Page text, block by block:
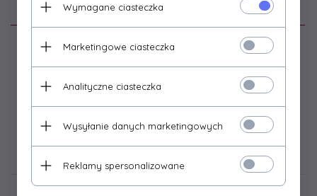
Opis produktu
Przedłużacz sieciowy 5 gniazd bez przełącznika (3m)
Prąd znamionowy: 16A
Opinie Klientów
Wymagane ciasteczka
Marketingowe ciasteczka
Analityczne ciasteczka
Wysyłanie danych marketingowych
Reklamy spersonalizowane